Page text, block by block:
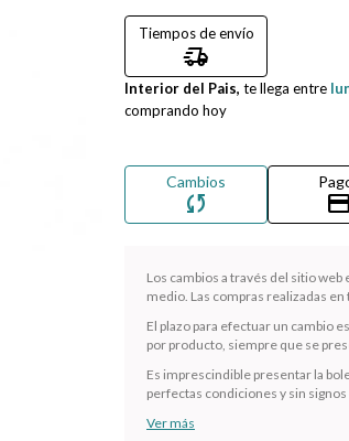
Tiempos de envío
delivery_truck_speed
Interior del Pais, te llega entre
comprando hoy
Cambios
sync credit_card
Los cambios a través del sitio
medio. Las compras realizadas
El plazo para efectuar un cambio
por producto, siempre que se
Es imprescindible presentar la
perfectas condiciones y sin
Ver más